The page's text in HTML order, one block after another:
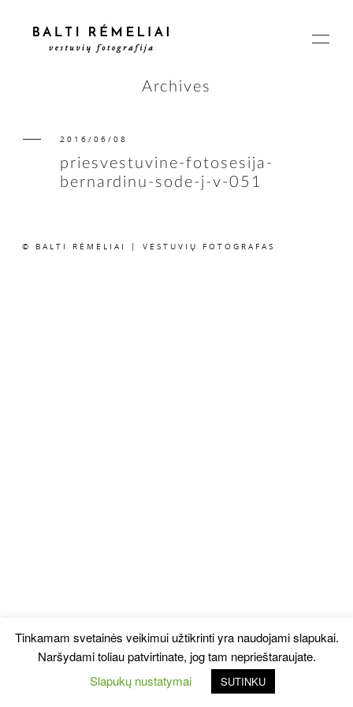
PAGRINDINIS
ISTORIJOS
Archives
2016/06/08
priesvestuvine-fotosesija-
bernardinu-sode-j-v-051
© BALTI RĖMELIAI | VESTUVIŲ FOTOGRAFAS
Tinkamam svetainės veikimui užtikrinti yra naudojami slapukai.
Naršydami toliau patvirtinate, jog tam neprieštaraujate.
Slapukų nustatymai
SUTINKU